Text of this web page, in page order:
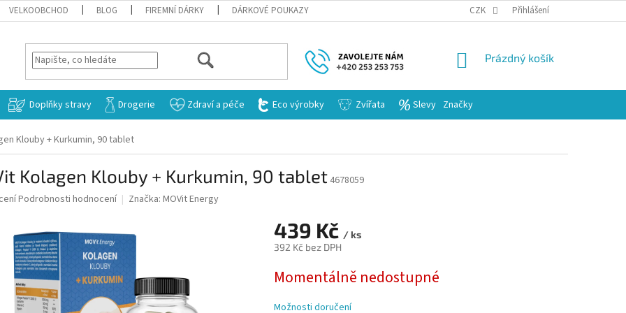
VELKOOBCHOD BLOG FIREMNÍ DÁRKY DÁRKOVÉ POUKAZY CZK Přihlášení
HLEDAT
NÁKUPNÍ
Prázdný košík
Doplňky stravy Drogerie Zdraví a péče Eco výrobky Zvířata Slevy Značky
Klouby + Kurkumin, 90 tablet
Kolagen Klouby + Kurkumin, 90 tablet 4678059
Podrobnosti hodnocení Značka: MOVit Energy
439 Kč / ks
392 Kč bez DPH
cena:
Momentálně nedostupné
Možnosti doručení